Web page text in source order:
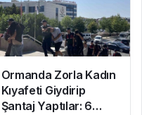
Ormanda Zorla Kadın
Kıyafeti Giydirip
Şantaj Yaptılar: 6